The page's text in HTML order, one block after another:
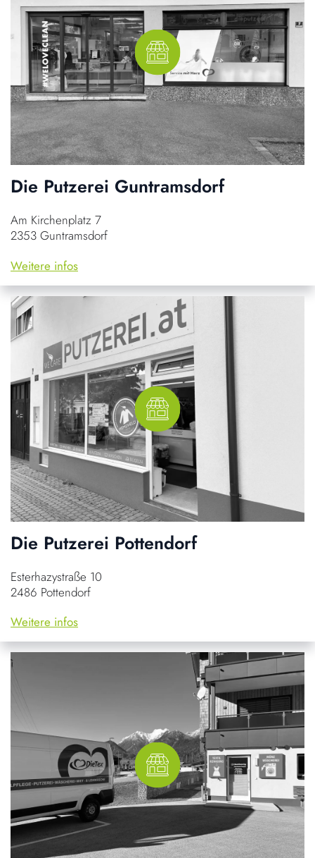
Die Putzerei Guntramsdorf
Am Kirchenplatz 7
2353 Guntramsdorf
Weitere infos
Die Putzerei Pottendorf
Esterhazystraße 10
2486 Pottendorf
Weitere infos